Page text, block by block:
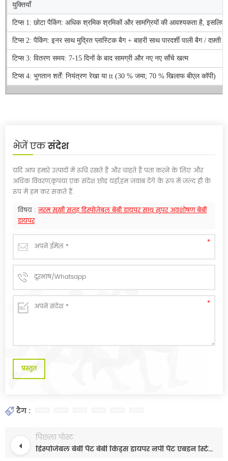
युक्तियाँ
टिप्स 1: छोटा पैकिंग: अधिक श्रमिक श्रमिकों और सामग्रियों की आवश्यकता है, इसलिए
टिप्स 2: पैकिंग: इनर साथ मुद्रित प्लास्टिक बैग + बाहरी साथ पारदर्शी पाली बैग / दफ़्ती
टिप्स 3: वितरण समय: 7-15 दिनों के बाद सामग्री और नए नए साँचे खत्म
टिप्स 4: भुगतान शर्तें: नियंत्रण रेखा या tt (30 % जमा; 70 % खिलाफ बीएल कॉपी)
भेजें एकसंदेश
यदि आप हमारे उत्पादों में रुचि रखते हैं और चाहते हैं पता करने के लिए और
अधिक विवरण,कृपया एक संदेश छोड़ यहाँ,हम जवाब देंगे के रूप में जल्द ही के
रूप में हम कर सकते हैं.
विषय :नरम सूखी सतह डिस्पोजेबल बेबी डायपर साथ सुपर अवशोषण बेबी
डायपर
टैग :
पिछला पोस्ट
डिस्पोजेबल बेबी पैंट बेबी किड्स डायपर नपी पैंट एबंडन स्टिक के साथ